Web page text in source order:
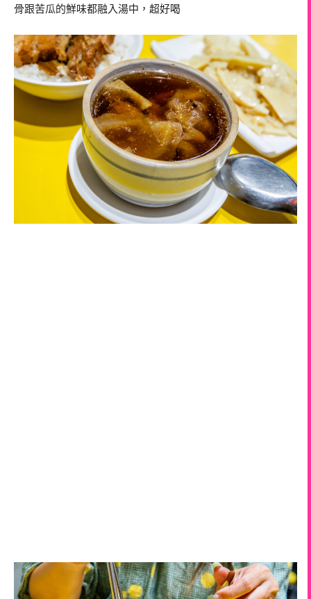
骨跟苦瓜的鮮味都融入湯中，超好喝